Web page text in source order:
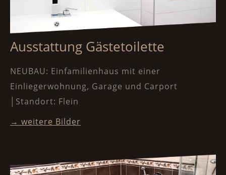
Ausstattung Gästetoilette
NEUBAU: Einfamilienhaus mit einer
Einliegerwohnung, Garage und Carport
│Standort: Flein
→ weitere Bilder